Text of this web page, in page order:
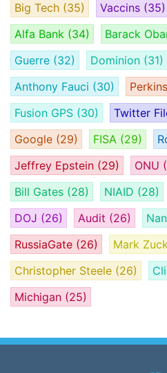
Big Tech (35) Vaccins (35)
Alfa Bank (34) Barack
Guerre (32) Dominion (31)
Anthony Fauci (30)
Fusion GPS (30) Twitter
Google (29) FISA (29)
Jeffrey Epstein (29) ONU
Bill Gates (28) NIAID (28)
DOJ (26) Audit (26)
RussiaGate (26) Mark
Christopher Steele (26)
Michigan (25)